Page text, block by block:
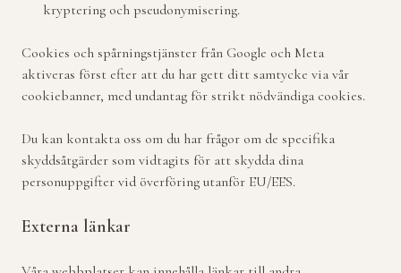
kryptering och pseudonymisering.
Cookies och spårningstjänster från Google och Meta
aktiveras först efter att du har gett ditt samtycke via vår
cookiebanner, med undantag för strikt nödvändiga cookies.
Du kan kontakta oss om du har frågor om de specifika
skyddsåtgärder som vidtagits för att skydda dina
personuppgifter vid överföring utanför EU/EES.
Externa länkar